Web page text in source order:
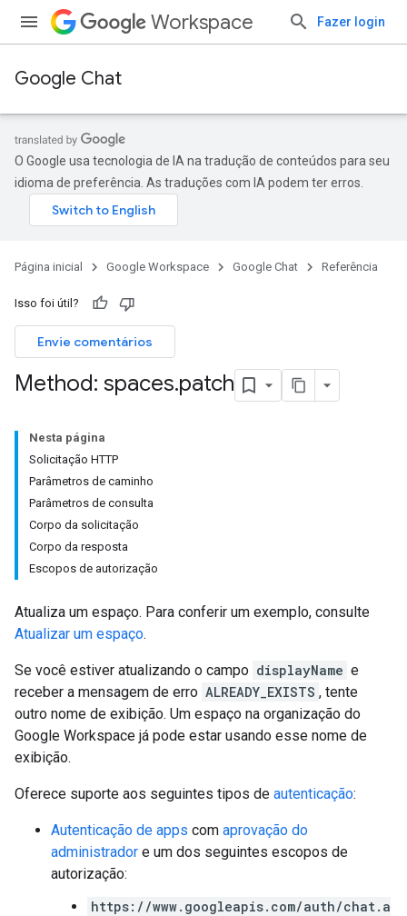
Workspace Fazer login
Google Chat
O Google usa tecnologia de IA na tradução de conteúdos para seu
idioma de preferência. As traduções com IA podem ter erros.
Página inicial Google Workspace Google Chat Referência
Isso foi útil?
Envie comentários
Method: spaces.patch
Nesta página
Solicitação HTTP
Parâmetros de caminho
Parâmetros de consulta
Corpo da solicitação
Corpo da resposta
Escopos de autorização
Atualiza um espaço. Para conferir um exemplo, consulte
Atualizar um espaço.
Se você estiver atualizando o campo displayName e
receber a mensagem de erro ALREADY_EXISTS , tente
outro nome de exibição. Um espaço na organização do
Google Workspace já pode estar usando esse nome de
exibição.
Oferece suporte aos seguintes tipos de autenticação:
Autenticação de apps com aprovação do
administrador e um dos seguintes escopos de
autorização:
https://www.googleapis.com/auth/chat.a